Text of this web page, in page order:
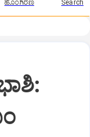
ಹೊಂಗಿರಣ Search